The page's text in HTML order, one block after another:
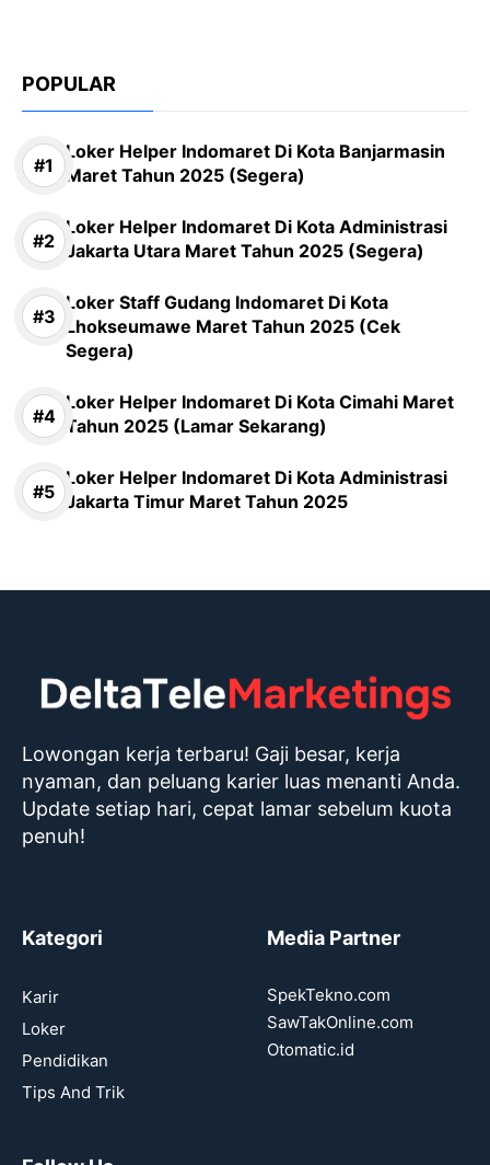
POPULAR
Loker Helper Indomaret Di Kota Banjarmasin
Maret Tahun 2025 (Segera)
Loker Helper Indomaret Di Kota Administrasi
Jakarta Utara Maret Tahun 2025 (Segera)
Loker Staff Gudang Indomaret Di Kota
Lhokseumawe Maret Tahun 2025 (Cek
Segera)
Loker Helper Indomaret Di Kota Cimahi Maret
Tahun 2025 (Lamar Sekarang)
Loker Helper Indomaret Di Kota Administrasi
Jakarta Timur Maret Tahun 2025
Lowongan kerja terbaru! Gaji besar, kerja
nyaman, dan peluang karier luas menanti Anda.
Update setiap hari, cepat lamar sebelum kuota
penuh!
Kategori
Karir
Loker
Pendidikan
Tips And Trik
Media Partner
SpekTekno.com
SawTakOnline.com
Otomatic.id